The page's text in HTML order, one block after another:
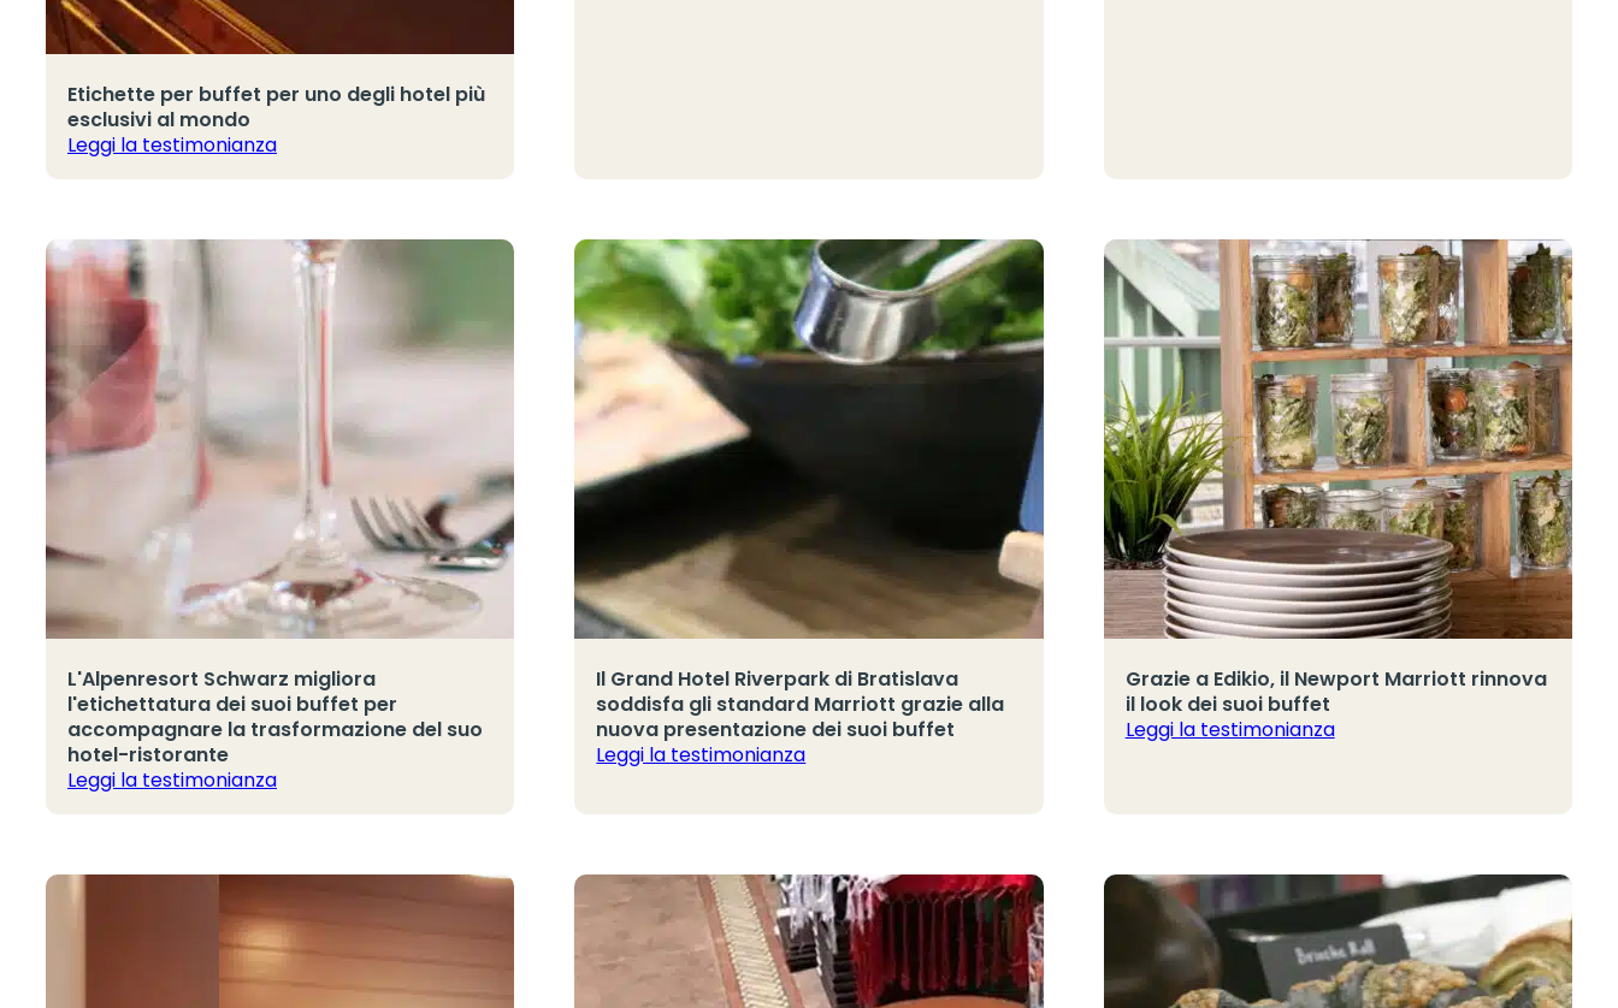
Etichette per buffet per uno degli hotel più
esclusivi al mondo
Leggi la testimonianza
L'Alpenresort Schwarz migliora
l'etichettatura dei suoi buffet per
accompagnare la trasformazione del suo
hotel-ristorante
Leggi la testimonianza
Il Grand Hotel Riverpark di Bratislava
soddisfa gli standard Marriott grazie alla
nuova presentazione dei suoi buffet
Leggi la testimonianza
Grazie a Edikio, il Newport Marriott rinnova
il look dei suoi buffet
Leggi la testimonianza